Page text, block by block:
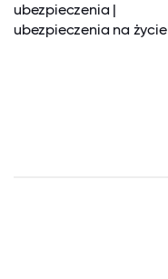
ubezpieczenia |
ubezpieczenia na życie